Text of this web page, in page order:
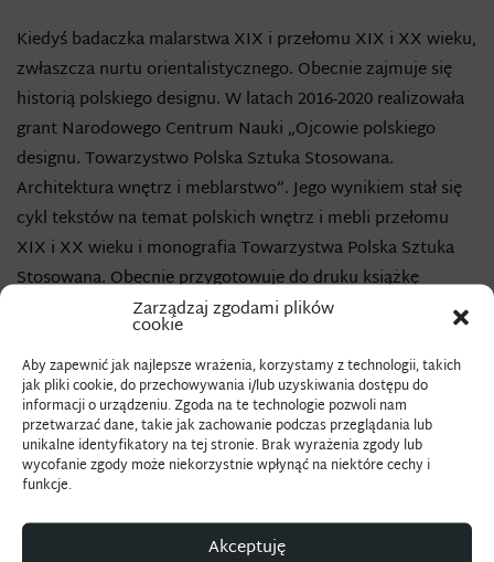
Zarządzaj zgodami plików
cookie
Aby zapewnić jak najlepsze wrażenia, korzystamy z technologii, takich
jak pliki cookie, do przechowywania i/lub uzyskiwania dostępu do
informacji o urządzeniu. Zgoda na te technologie pozwoli nam
przetwarzać dane, takie jak zachowanie podczas przeglądania lub
unikalne identyfikatory na tej stronie. Brak wyrażenia zgody lub
wycofanie zgody może niekorzystnie wpłynąć na niektóre cechy i
funkcje.
Akceptuję
Kiedyś badaczka malarstwa XIX i przełomu XIX i XX wieku,
zwłaszcza nurtu orientalistycznego. Obecnie zajmuje się
historią polskiego designu. W latach 2016-2020 realizowała
grant Narodowego Centrum Nauki „Ojcowie polskiego
designu. Towarzystwo Polska Sztuka Stosowana.
Architektura wnętrz i meblarstwo”. Jego wynikiem stał się
cykl tekstów na temat polskich wnętrz i mebli przełomu
XIX i XX wieku i monografia Towarzystwa Polska Sztuka
Stosowana. Obecnie przygotowuje do druku książkę
o Państwowej Szkoły Sztuk Zdobniczych i Przemysłu
Artystycznego w Krakowie.
Po godzinach pisze na Instagramie blog o herstorii designu.
Wykłada historię designu i projektowania graficznego
na świecie i w Polsce. Prowadzi także kursy dotyczące
historii architektury wnętrz mieszkalnych i tendencji
we współczesnym designie. Jest promotorką teoretycznych
prac dyplomowych na kierunkach licencjackim Design